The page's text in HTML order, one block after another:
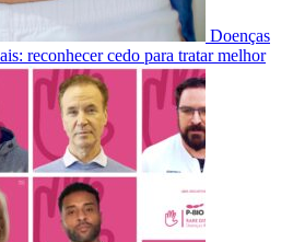
Doenças
reconhecer cedo para tratar melhor